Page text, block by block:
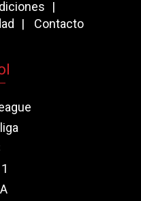
Contacto